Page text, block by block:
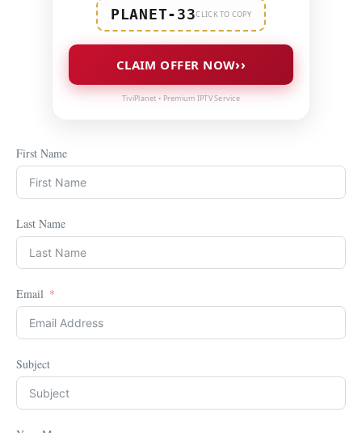
PLANET-33CLICK TO COPY
CLAIM OFFER NOW››
TiviPlanet • Premium IPTV Service
First Name
Last Name
Email
Subject